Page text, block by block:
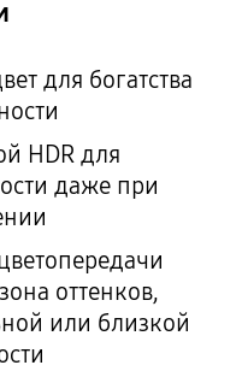
для богатства
HDR для
даже при
оттенков,
или близкой